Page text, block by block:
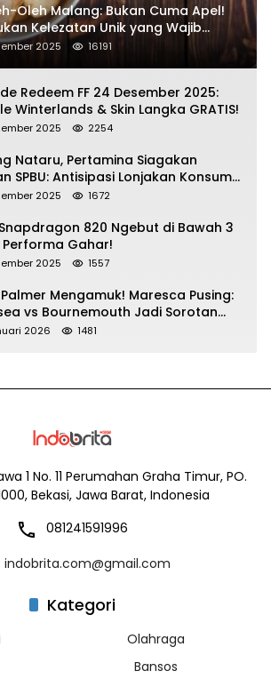
Oleh Malang: Bukan Cuma Apel!
Kelezatan Unik yang Wajib
2025 16191
Redeem FF 24 Desember 2025:
Winterlands & Skin Langka GRATIS!
2025 2254
Nataru, Pertamina Siagakan
SPBU: Antisipasi Lonjakan Konsumsi
LPG!
2025 1672
Snapdragon 820 Ngebut di Bawah 3
Performa Gahar!
2025 1557
Mengamuk! Maresca Pusing:
vs Bournemouth Jadi Sorotan
2026 1481
1 No. 11 Perumahan Graha Timur, PO.
Bekasi, Jawa Barat, Indonesia
081241591996
indobrita.com@gmail.com
Kategori
Olahraga
Bansos